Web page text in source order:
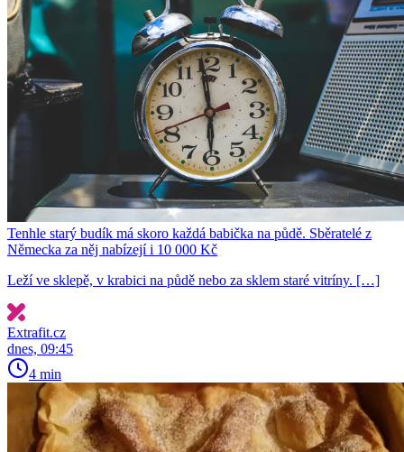
Tenhle starý budík má skoro každá babička na půdě. Sběratelé z
Německa za něj nabízejí i 10 000 Kč
Leží ve sklepě, v krabici na půdě nebo za sklem staré vitríny. […]
Extrafit.cz
dnes, 09:45
4 min